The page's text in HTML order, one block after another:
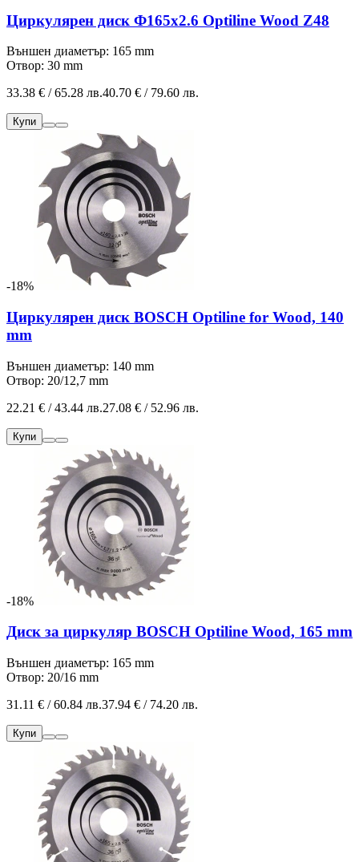
Циркулярен диск Ф165х2.6 Optiline Wood Z48
Външен диаметър: 165 mm
Отвор: 30 mm
33.38 € / 65.28 лв.40.70 € / 79.60 лв.
Купи
-18%
Циркулярен диск BOSCH Optiline for Wood, 140
mm
Външен диаметър: 140 mm
Отвор: 20/12,7 mm
22.21 € / 43.44 лв.27.08 € / 52.96 лв.
Купи
-18%
Диск за циркуляр BOSCH Optiline Wood, 165 mm
Външен диаметър: 165 mm
Отвор: 20/16 mm
31.11 € / 60.84 лв.37.94 € / 74.20 лв.
Купи